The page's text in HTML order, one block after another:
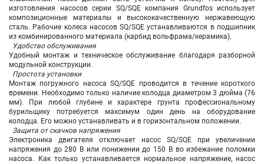
изготовления насосов серии SQ/SQE компания Grundfos использует
композиционные материалы и высококачественную нержавеющую
сталь. Рабочие колеса насосов SQ/SQE устанавливаются в подшипник
из комбинированного материала (карбид вольфрама/керамика).
Удобство обслуживания
Удобный монтаж и техническое обслуживание благодаря разборной
модульной конструкции.
Простота установки
Монтаж погружного насоса SQ/SQE проводится в течение короткого
времени. Необходимо только наличие колодца диаметром 3 дюйма (76
мм). При любой глубине и характере грунта профессиональному
бурильщику потребуется максимум один день на оборудование
колодца. Его можно устанавливать и в горизонтальном положении.
Защита от скачков напряжения
Электроника двигателя отключает насос SQ/SQE при увеличении
напряжения до 280 В или понижении до 150 В во избежание поломки
насоса. Как только устанавливается нормальное напряжение, насос